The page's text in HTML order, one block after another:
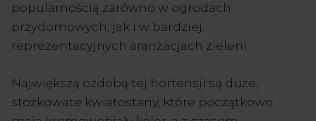
popularnością zarówno w ogrodach
przydomowych, jak i w bardziej
reprezentacyjnych aranżacjach zieleni.
Największą ozdobą tej hortensji są duże,
stożkowate kwiatostany, które początkowo